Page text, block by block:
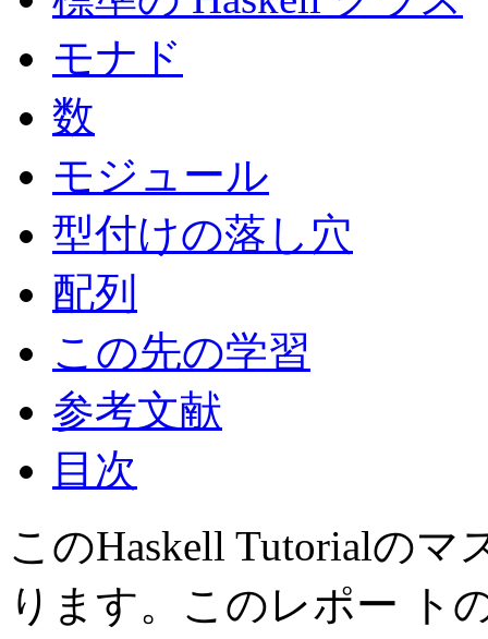
モナド
数
モジュール
型付けの落し穴
配列
この先の学習
参考文献
目次
このHaskell Tutorialのマ
ります。このレポー ト